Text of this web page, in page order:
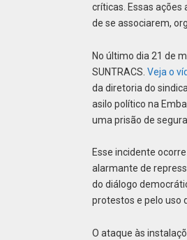
críticas. Essas
de se associarem,
No último dia 21 de
SUNTRACS. Veja o
da diretoria do
asilo político na
uma prisão de
Esse incidente
alarmante de
do diálogo
protestos e pelo uso
O ataque às